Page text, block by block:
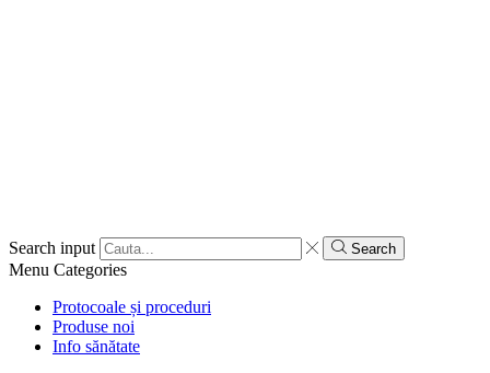
Search input Search
Menu Categories
Protocoale și proceduri
Produse noi
Info sănătate